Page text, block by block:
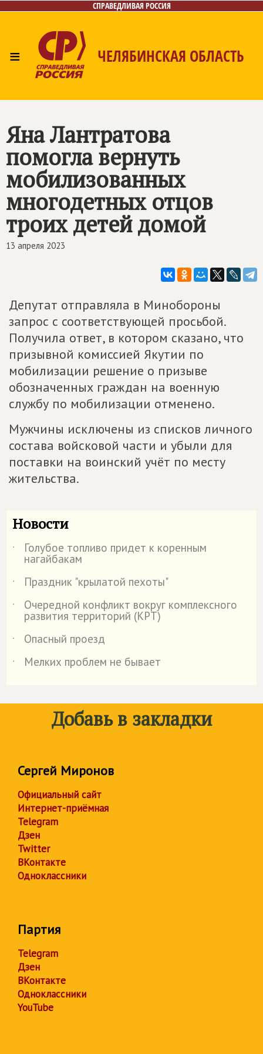
СПРАВЕДЛИВАЯ РОССИЯ
≡ ЧЕЛЯБИНСКАЯ ОБЛАСТЬ
Яна Лантратова
помогла вернуть
мобилизованных
многодетных отцов
троих детей домой
13 апреля 2023
Депутат отправляла в Минобороны
запрос с соответствующей просьбой.
Получила ответ, в котором сказано, что
призывной комиссией Якутии по
мобилизации решение о призыве
обозначенных граждан на военную
службу по мобилизации отменено.
Мужчины исключены из списков личного
состава войсковой части и убыли для
поставки на воинский учёт по месту
жительства.
Новости
˙ Голубое топливо придет к коренным
нагайбакам
˙
Праздник "крылатой пехоты"
˙
Очередной конфликт вокруг комплексного
развития территорий (КРТ)
˙
Опасный проезд
˙
Мелких проблем не бывает
Добавь в закладки
Сергей Миронов
Официальный сайт
Интернет-приёмная
Telegram
Дзен
Twitter
ВКонтакте
Одноклассники
Партия
Telegram
Дзен
ВКонтакте
Одноклассники
YouTube